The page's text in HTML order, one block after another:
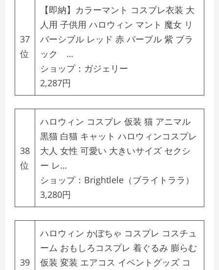
37
位
【即納】カラーマント コスプレ衣装 大
人用 子供用 ハロウィン マント 魔女 リ
バーシブル レッド 赤 パープル 紫 ブラ
ック …
ショップ： ガジェリー
2,287円
38
位
ハロウィン コスプレ 仮装 猫 アニマル
黒猫 白猫 キャット ハロウィンコスプレ
大人 女性 可愛い 大きいサイズ セクシ
ー レ…
ショップ： Brightlele（ブライトララ）
3,280円
39
ハロウィン かぼちゃ コスプレ コスチュ
ーム おもしろコスプレ 着ぐるみ 膨らむ
仮装 変装 エアコス イベントグッズ コ